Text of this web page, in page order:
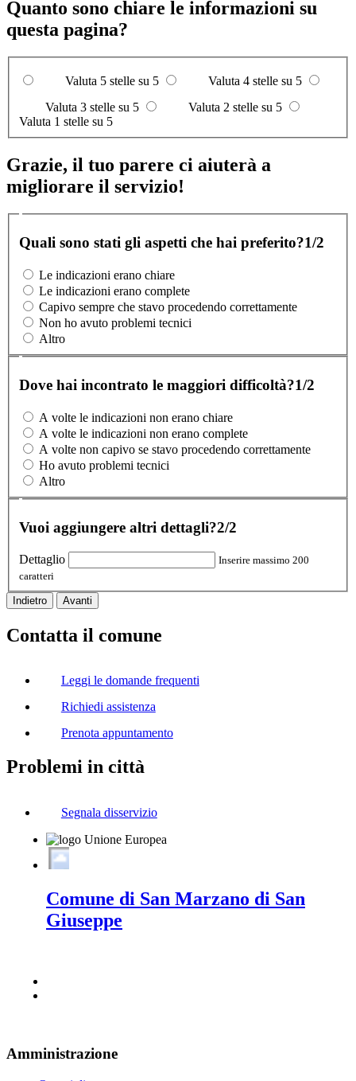
Quanto sono chiare le informazioni su
questa pagina?
Valuta 5 stelle su 5
Valuta 4 stelle su 5
Valuta 3 stelle su 5
Valuta 2 stelle su 5
Valuta 1 stelle su 5
Grazie, il tuo parere ci aiuterà a
migliorare il servizio!
Quali sono stati gli aspetti che hai preferito?1/2
Le indicazioni erano chiare
Le indicazioni erano complete
Capivo sempre che stavo procedendo correttamente
Non ho avuto problemi tecnici
Altro
Dove hai incontrato le maggiori difficoltà?1/2
A volte le indicazioni non erano chiare
A volte le indicazioni non erano complete
A volte non capivo se stavo procedendo correttamente
Ho avuto problemi tecnici
Altro
Vuoi aggiungere altri dettagli?2/2
Dettaglio
Inserire massimo 200
caratteri
Indietro Avanti
Contatta il comune
Leggi le domande frequenti
Richiedi assistenza
Prenota appuntamento
Problemi in città
Segnala disservizio
Comune di San Marzano di San
Giuseppe
Amministrazione